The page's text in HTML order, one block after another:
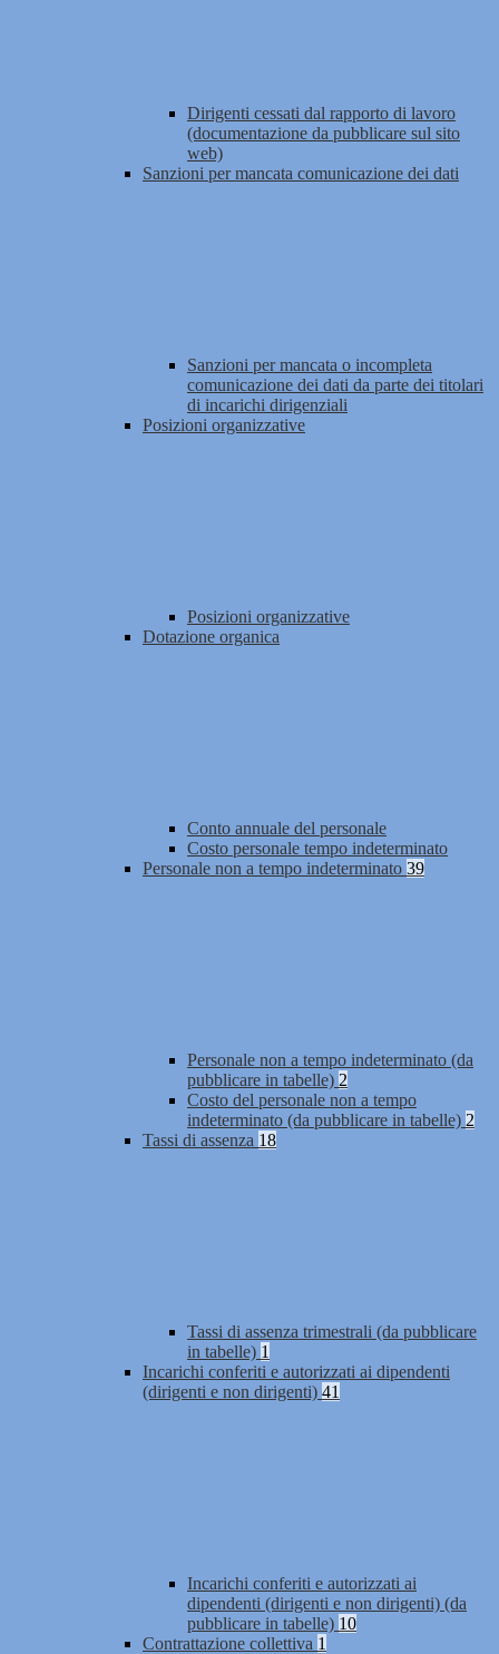
Dirigenti cessati dal rapporto di lavoro
(documentazione da pubblicare sul sito
web)
Sanzioni per mancata comunicazione dei dati
Sanzioni per mancata o incompleta
comunicazione dei dati da parte dei titolari
di incarichi dirigenziali
Posizioni organizzative
Posizioni organizzative
Dotazione organica
Conto annuale del personale
Costo personale tempo indeterminato
Personale non a tempo indeterminato 39
Personale non a tempo indeterminato (da
pubblicare in tabelle) 2
Costo del personale non a tempo
indeterminato (da pubblicare in tabelle) 2
Tassi di assenza 18
Tassi di assenza trimestrali (da pubblicare
in tabelle) 1
Incarichi conferiti e autorizzati ai dipendenti
(dirigenti e non dirigenti) 41
Incarichi conferiti e autorizzati ai
dipendenti (dirigenti e non dirigenti) (da
pubblicare in tabelle) 10
Contrattazione collettiva 1